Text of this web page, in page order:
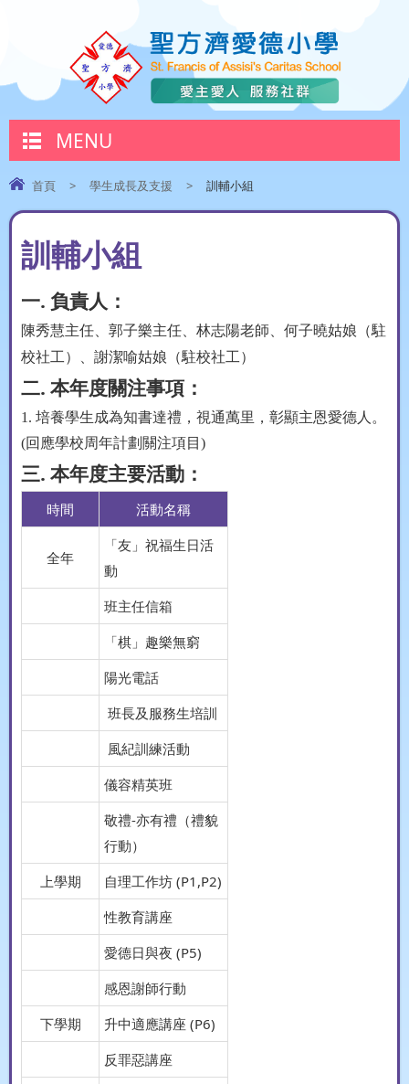
MENU
首頁 > 學生成長及支援 > 訓輔小組
訓輔小組
一. 負責人：
陳秀慧主任、郭子樂主任、林志陽老師、何子曉姑娘（駐
校社工）、 謝潔喻姑娘（駐校社工）
二. 本年度關注事項：
1. 培養學生成為知書達禮，視通萬里，彰顯主恩愛德人。
(回應學校周年計劃關注項目)
三. 本年度主要活動：
時間 活動名稱
全年
「友」祝福生日活
動
班主任信箱
「棋」趣樂無窮
陽光電話
班長及服務生培訓
風紀訓練活動
儀容精英班
敬禮-亦有禮（禮貌
行動）
上學期
自理工作坊 (P1,P2)
性教育講座
愛德日與夜 (P5)
感恩謝師行動
下學期
升中適應講座 (P6)
反罪惡講座